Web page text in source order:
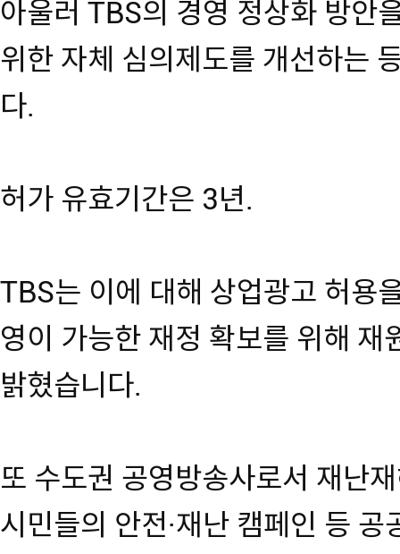
아울러 TBS의 경영 정상화 방안
위한 자체 심의제도를 개선하는
다.
허가 유효기간은 3년.
TBS는 이에 대해 상업광고 허용
영이 가능한 재정 확보를 위해 재
밝혔습니다.
또 수도권 공영방송사로서 재난
시민들의 안전·재난 캠페인 등